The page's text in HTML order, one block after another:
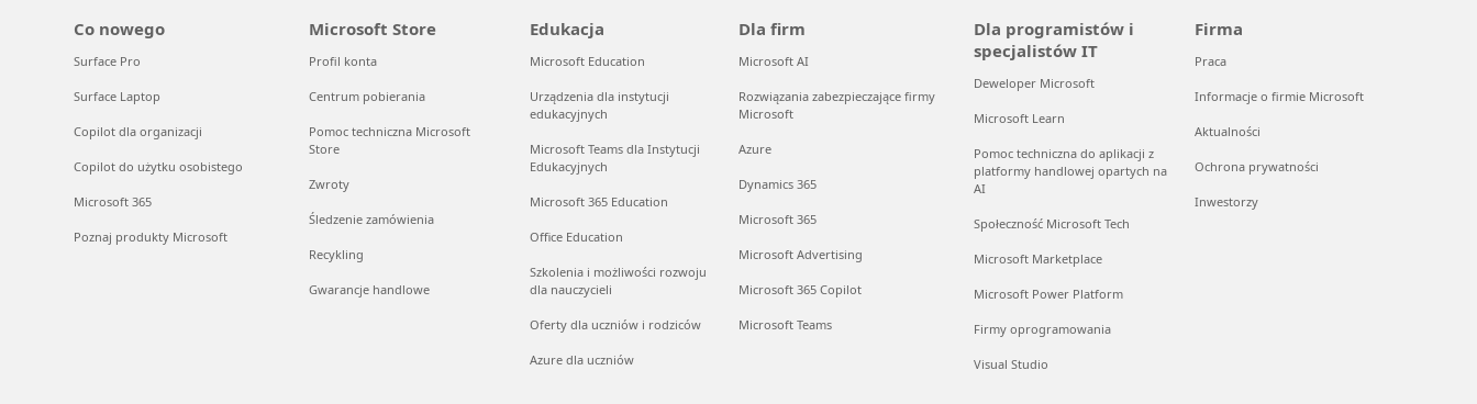
Co nowego
Surface Pro
Surface Laptop
Copilot dla organizacji
Copilot do użytku osobistego
Microsoft 365
Poznaj produkty Microsoft
Microsoft Store
Profil konta
Centrum pobierania
Pomoc techniczna Microsoft
Store
Zwroty
Śledzenie zamówienia
Recykling
Gwarancje handlowe
Edukacja
Microsoft Education
Urządzenia dla instytucji
edukacyjnych
Microsoft Teams dla Instytucji
Edukacyjnych
Microsoft 365 Education
Office Education
Szkolenia i możliwości rozwoju
dla nauczycieli
Oferty dla uczniów i rodziców
Azure dla uczniów
Dla firm
Microsoft AI
Rozwiązania zabezpieczające firmy
Microsoft
Azure
Dynamics 365
Microsoft 365
Microsoft Advertising
Microsoft 365 Copilot
Microsoft Teams
Dla programistów i
specjalistów IT
Deweloper Microsoft
Microsoft Learn
Pomoc techniczna do aplikacji z
platformy handlowej opartych na
AI
Społeczność Microsoft Tech
Microsoft Marketplace
Microsoft Power Platform
Firmy oprogramowania
Visual Studio
Firma
Praca
Informacje o firmie Microsoft
Aktualności
Ochrona prywatności
Inwestorzy